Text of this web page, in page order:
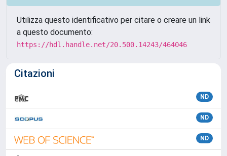
Utilizza questo identificativo per citare o creare un link
a questo documento:
https://hdl.handle.net/20.500.14243/464046
Citazioni
ND
ND
ND